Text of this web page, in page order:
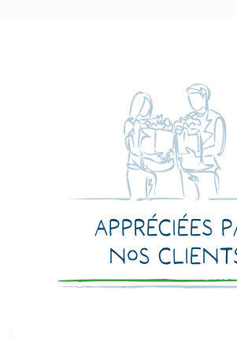
Appréciées
nos